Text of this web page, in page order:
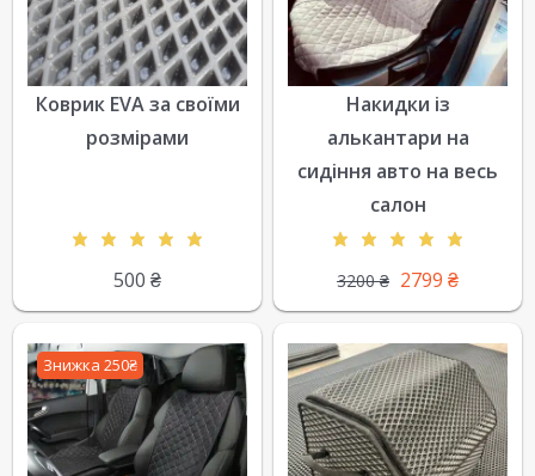
Коврик EVA за своїми
розмірами
500 ₴
Накидки із
алькантари на
сидіння авто на весь
салон
3200₴ 2799 ₴
Знижка 250₴